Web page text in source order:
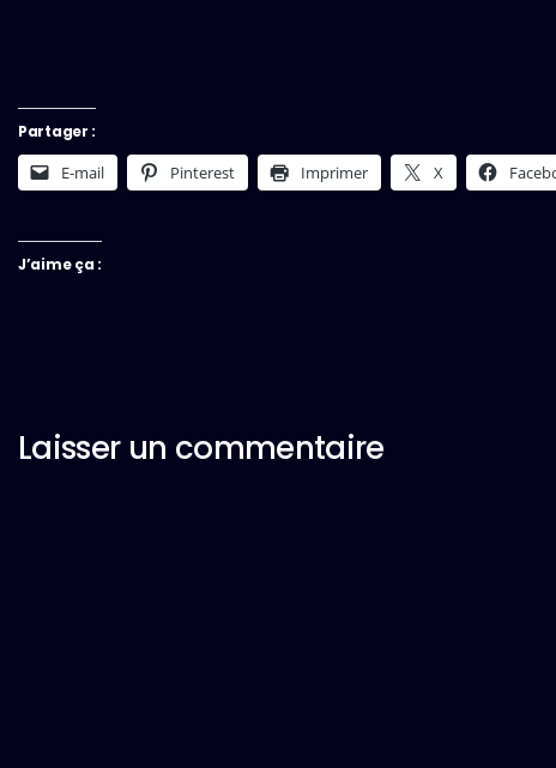
Partager :
E-mail Pinterest Imprimer X
J’aime ça :
Laisser un commentaire